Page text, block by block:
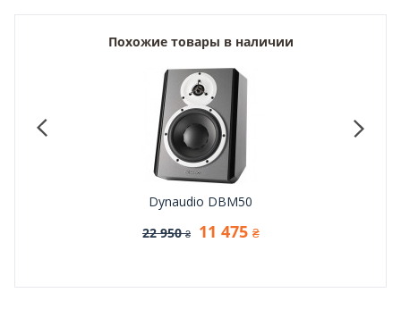
Похожие товары в наличии
Dynaudio DBM50
22 950 ₴ 11 475 ₴